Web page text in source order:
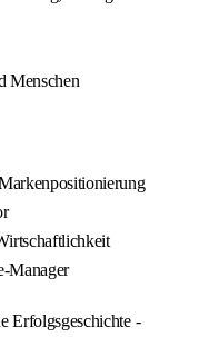
Menschen
Manager
Erfolgsgeschichte -